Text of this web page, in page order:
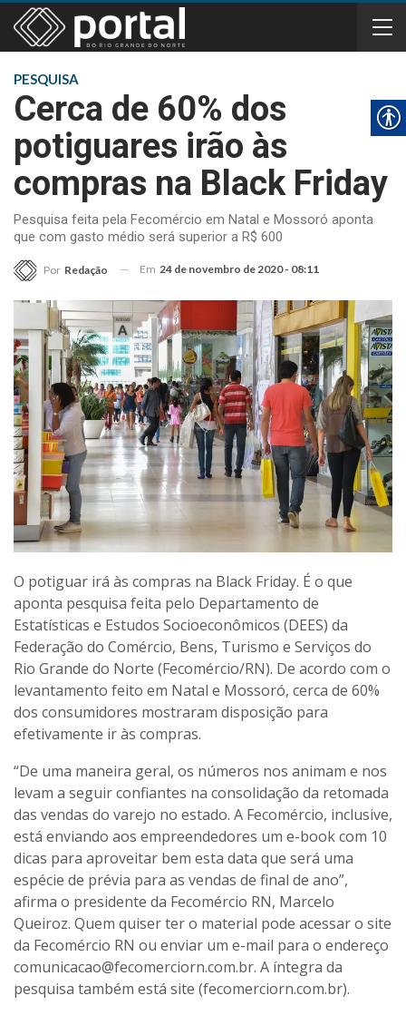
PESQUISA
Cerca de 60% dos
potiguares irão às
compras na Black Friday
Pesquisa feita pela Fecomércio em Natal e Mossoró aponta
que com gasto médio será superior a R$ 600
Por Redação Em 24 de novembro de 2020 - 08:11
O potiguar irá às compras na Black Friday. É o que
aponta pesquisa feita pelo Departamento de
Estatísticas e Estudos Socioeconômicos (DEES) da
Federação do Comércio, Bens, Turismo e Serviços do
Rio Grande do Norte (Fecomércio/RN). De acordo com o
levantamento feito em Natal e Mossoró, cerca de 60%
dos consumidores mostraram disposição para
efetivamente ir às compras.
“De uma maneira geral, os números nos animam e nos
levam a seguir confiantes na consolidação da retomada
das vendas do varejo no estado. A Fecomércio, inclusive,
está enviando aos empreendedores um e-book com 10
dicas para aproveitar bem esta data que será uma
espécie de prévia para as vendas de final de ano”,
afirma o presidente da Fecomércio RN, Marcelo
Queiroz. Quem quiser ter o material pode acessar o site
da Fecomércio RN ou enviar um e-mail para o endereço
comunicacao@fecomerciorn.com.br. A íntegra da
pesquisa também está site (fecomerciorn.com.br).